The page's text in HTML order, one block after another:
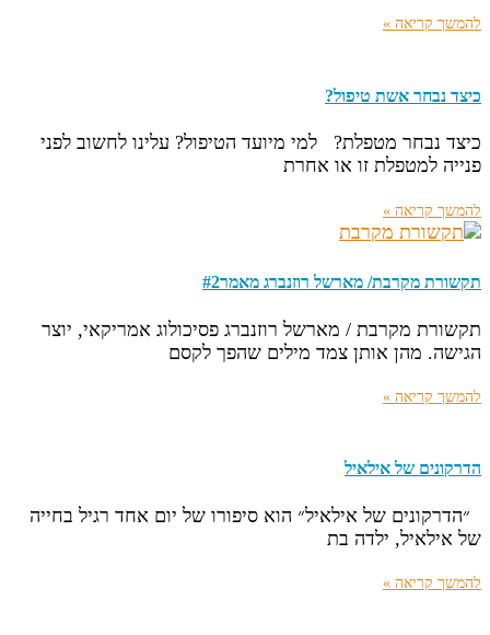
להמשך קריאה »
כיצד נבחר אשת טיפול?
כיצד נבחר מטפלת? למי מיועד הטיפול? עלינו לחשוב לפני
פנייה למטפלת זו או אחרת
להמשך קריאה »
תקשורת מקרבת/ מארשל רוזנברג מאמר#2
תקשורת מקרבת / מארשל רוזנברג פסיכולוג אמריקאי, יוצר
הגישה. מהן אותן צמד מילים שהפך לקסם
להמשך קריאה »
הדרקונים של אילאיל
״הדרקונים של אילאיל״ הוא סיפורו של יום אחד רגיל בחייה
של אילאיל, ילדה בת
להמשך קריאה »